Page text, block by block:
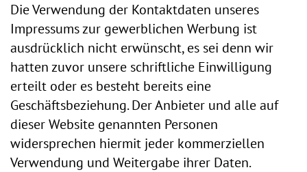
Die Verwendung der Kontaktdaten unseres
Impressums zur gewerblichen Werbung ist
ausdrücklich nicht erwünscht, es sei denn wir
hatten zuvor unsere schriftliche Einwilligung
erteilt oder es besteht bereits eine
Geschäftsbeziehung. Der Anbieter und alle auf
dieser Website genannten Personen
widersprechen hiermit jeder kommerziellen
Verwendung und Weitergabe ihrer Daten.